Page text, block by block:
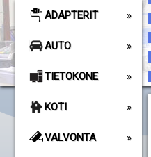
ADAPTERIT
AUTO
TIETOKONE
KOTI
VALVONTA